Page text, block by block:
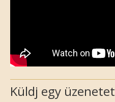
Küldj egy üzenetet